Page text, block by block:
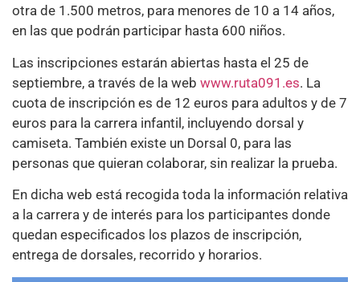
otra de 1.500 metros, para menores de 10 a 14 años,
en las que podrán participar hasta 600 niños.
Las inscripciones estarán abiertas hasta el 25 de
septiembre, a través de la web www.ruta091.es. La
cuota de inscripción es de 12 euros para adultos y de 7
euros para la carrera infantil, incluyendo dorsal y
camiseta. También existe un Dorsal 0, para las
personas que quieran colaborar, sin realizar la prueba.
En dicha web está recogida toda la información relativa
a la carrera y de interés para los participantes donde
quedan especificados los plazos de inscripción,
entrega de dorsales, recorrido y horarios.